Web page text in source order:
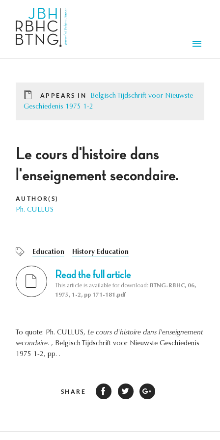
APPEARS IN
Belgisch Tijdschrift voor Nieuwste
Geschiedenis 1975 1-2
Le cours d'histoire dans
l'enseignement secondaire.
AUTHOR(S)
Ph. CULLUS
Education History Education
Read the full article
This article is available for download: BTNG-RBHC, 06,
1975, 1-2, pp 171-181.pdf
To quote: Ph. CULLUS, Le cours d'histoire dans l'enseignement
secondaire. , Belgisch Tijdschrift voor Nieuwste Geschiedenis
1975 1-2, pp. .
SHARE